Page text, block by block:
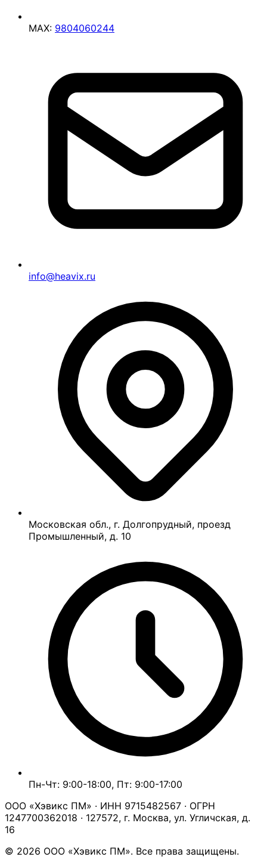
MAX: 9804060244
info@heavix.ru
Московская обл., г. Долгопрудный, проезд
Промышленный, д. 10
Пн-Чт: 9:00-18:00, Пт: 9:00-17:00
ООО «Хэвикс ПМ» · ИНН 9715482567 · ОГРН
1247700362018 · 127572, г. Москва, ул. Угличская, д.
16
© 2026 ООО «Хэвикс ПМ». Все права защищены.